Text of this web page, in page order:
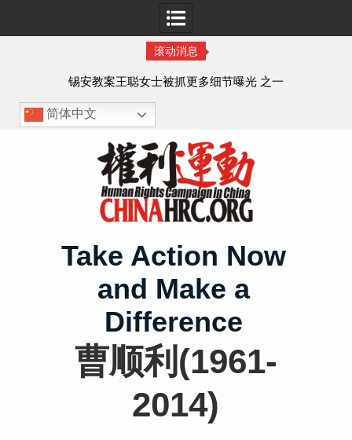
滚动消息
锡安教案王聪女士被抓更多细节曝光 之一
简体中文
Take Action Now
and Make a
Difference
曹顺利(1961-
2014)